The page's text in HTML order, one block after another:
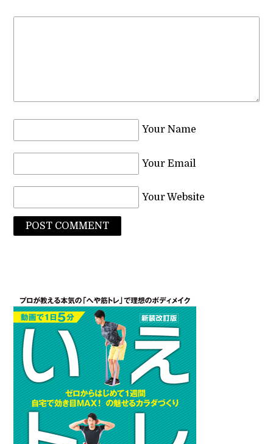
Your Name
Your Email
Your Website